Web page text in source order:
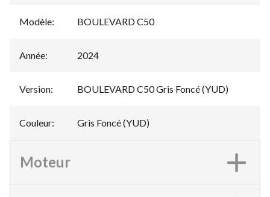
Modèle: BOULEVARD C50
Année: 2024
Version: BOULEVARD C50 Gris Foncé (YUD)
Couleur: Gris Foncé (YUD)
Moteur